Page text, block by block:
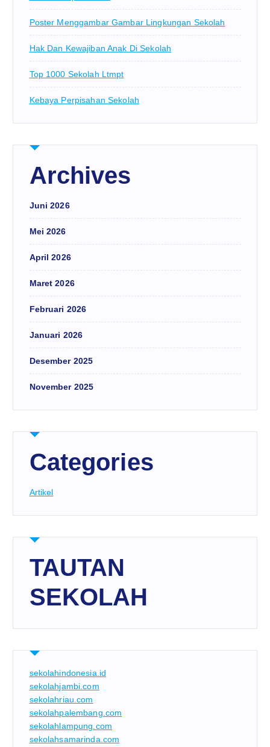
Poster Menggambar Gambar Lingkungan Sekolah
Hak Dan Kewajiban Anak Di Sekolah
Top 1000 Sekolah Ltmpt
Kebaya Perpisahan Sekolah
Archives
Juni 2026
Mei 2026
April 2026
Maret 2026
Februari 2026
Januari 2026
Desember 2025
November 2025
Categories
Artikel
TAUTAN
SEKOLAH
sekolahindonesia.id
sekolahjambi.com
sekolahriau.com
sekolahpalembang.com
sekolahlampung.com
sekolahsamarinda.com